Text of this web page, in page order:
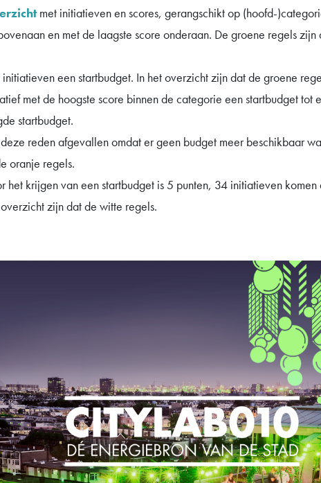
met initiatieven en scores, gerangschikt op (hoofd-
en met de laagste score onderaan. De groene regels
een startbudget. In het overzicht zijn dat de groene
met de hoogste score binnen de categorie een startbudget tot
startbudget.
reden afgevallen omdat er geen budget meer beschikbaar
oranje regels.
het krijgen van een startbudget is 5 punten, 34 initiatieven
zijn dat de witte regels.